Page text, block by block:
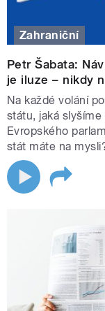
Zahraniční
Petr Šabata:
je iluze – nikdy
Na každé volání
státu, jaká
Evropského
stát máte na